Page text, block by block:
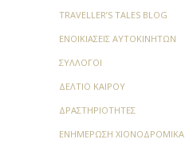
TRAVELLER’S TALES BLOG
ΕΝΟΙΚΙΆΣΕΙΣ ΑΥΤΟΚΙΝΉΤΩΝ
ΣΎΛΛΟΓΟΙ
ΔΕΛΤΊΟ ΚΑΙΡΟΎ
ΔΡΑΣΤΗΡΙΌΤΗΤΕΣ
ΕΝΗΜΈΡΩΣΗ ΧΙΟΝΟΔΡΟΜΙΚΆ